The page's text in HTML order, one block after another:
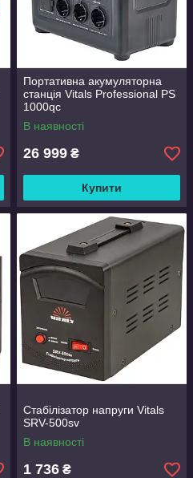
Портативна акумуляторна
станція Vitals Professional PS
1000qc
В наявності
26 999 ₴
Купити
Стабілізатор напруги Vitals
SRV-500sv
В наявності
1 736 ₴